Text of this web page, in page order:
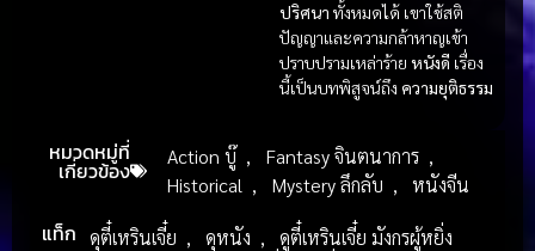
ปริศนา ทั้งหมดได้ เขาใช้สติ
ปัญญาและความกล้าหาญเข้า
ปราบปรามเหล่าร้าย หนังดี เรื่อง
นี้เป็นบทพิสูจน์ถึง ความยุติธรรม
หมวดหมู่ที่
เกี่ยวข้อง
Action บู๊ , Fantasy จินตนาการ ,
Historical , Mystery ลึกลับ , หนังจีน
แท็ก ดุตี๋เหรินเจี๋ย , ดุหนัง ,
ดูตี๋เหรินเจี๋ย มังกรผู้หยิ่ง